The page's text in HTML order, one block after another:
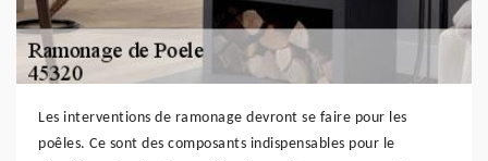
Les interventions de ramonage devront se faire pour les
poêles. Ce sont des composants indispensables pour le